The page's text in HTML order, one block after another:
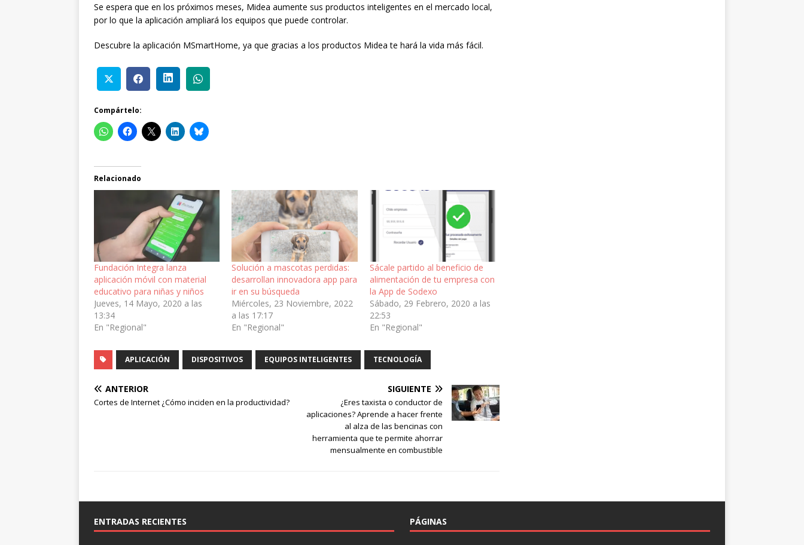
Se espera que en los próximos meses, Midea aumente sus productos inteligentes en el mercado local,
por lo que la aplicación ampliará los equipos que puede controlar.
Descubre la aplicación MSmartHome, ya que gracias a los productos Midea te hará la vida más fácil.
Compártelo:
Relacionado
Fundación Integra lanza
aplicación móvil con material
educativo para niñas y niños
Jueves, 14 Mayo, 2020 a las
13:34
En "Regional"
Solución a mascotas perdidas:
desarrollan innovadora app para
ir en su búsqueda
Miércoles, 23 Noviembre, 2022
a las 17:17
En "Regional"
Sácale partido al beneficio de
alimentación de tu empresa con
la App de Sodexo
Sábado, 29 Febrero, 2020 a las
22:53
En "Regional"
APLICACIÓN DISPOSITIVOS EQUIPOS INTELIGENTES TECNOLOGÍA
ANTERIOR
Cortes de Internet ¿Cómo inciden en la productividad?
SIGUIENTE
¿Eres taxista o conductor de
aplicaciones? Aprende a hacer frente
al alza de las bencinas con
herramienta que te permite ahorrar
mensualmente en combustible
ENTRADAS RECIENTES PÁGINAS